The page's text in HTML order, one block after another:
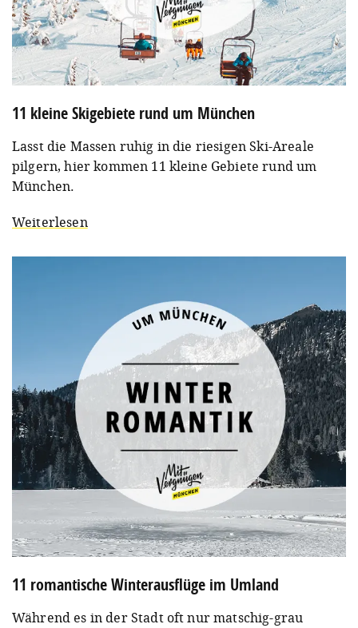
11 kleine Skigebiete rund um München
Lasst die Massen ruhig in die riesigen Ski-Areale
pilgern, hier kommen 11 kleine Gebiete rund um
München.
Weiterlesen
11 romantische Winterausflüge im Umland
Während es in der Stadt oft nur matschig-grau